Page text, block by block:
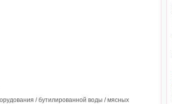
/ бутилированной воды / мясных